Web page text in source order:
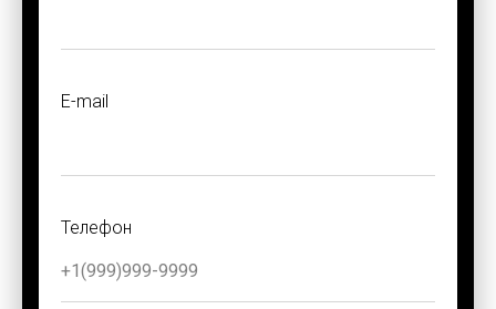
E-mail
Телефон